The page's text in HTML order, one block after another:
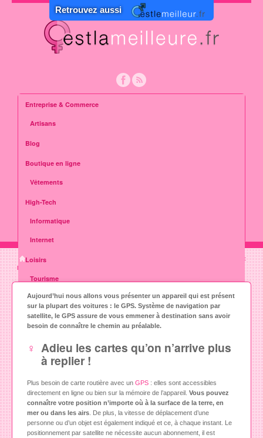
Retrouvez aussi
Entreprise & Commerce
Artisans
Blog
Boutique en ligne
Vêtements
High-Tech
Informatique
Internet
Loisirs
Tourisme
Sports
Mode
Art et culture
Auto moto
Maison
Jardin
» Loisirs
C’est la meilleure façon de naviguer sur la route :
le GPS
Aujourd’hui nous allons vous présenter un appareil qui est présent
sur la plupart des voitures : le GPS. Système de navigation par
satellite, le GPS assure de vous emmener à destination sans avoir
besoin de connaître le chemin au préalable.
Adieu les cartes qu’on n’arrive plus
à replier !
Plus besoin de carte routière avec un GPS : elles sont accessibles
directement en ligne ou bien sur la mémoire de l’appareil. Vous pouvez
connaître votre position n’importe où à la surface de la terre, en
mer ou dans les airs . De plus, la vitesse de déplacement d’une
personne ou d’un objet est également indiqué et ce, à chaque instant. Le
positionnement par satellite ne nécessite aucun abonnement, il est